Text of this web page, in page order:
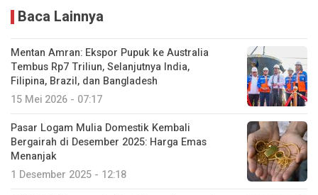
Baca Lainnya
Mentan Amran: Ekspor Pupuk ke Australia
Tembus Rp7 Triliun, Selanjutnya India,
Filipina, Brazil, dan Bangladesh
15 Mei 2026 - 07:17
Pasar Logam Mulia Domestik Kembali
Bergairah di Desember 2025: Harga Emas
Menanjak
1 Desember 2025 - 12:18